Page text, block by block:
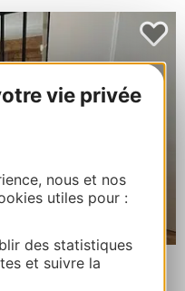
vie privée
nous et nos
utiles pour :
des statistiques
et suivre la